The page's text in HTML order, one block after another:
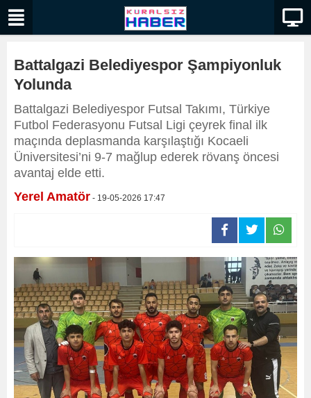
Battalgazi Belediyespor Şampiyonluk
Yolunda
Battalgazi Belediyespor Futsal Takımı, Türkiye
Futbol Federasyonu Futsal Ligi çeyrek final ilk
maçında deplasmanda karşılaştığı Kocaeli
Üniversitesi’ni 9-7 mağlup ederek rövanş öncesi
avantaj elde etti.
Yerel Amatör - 19-05-2026 17:47